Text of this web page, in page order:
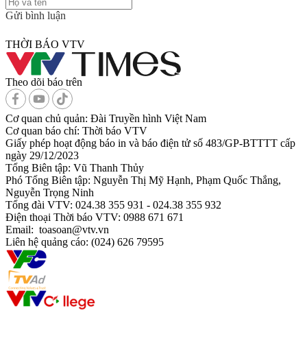
Gửi bình luận
THỜI BÁO VTV
Theo dõi báo trên
Cơ quan chủ quản: Đài Truyền hình Việt Nam
Cơ quan báo chí: Thời báo VTV
Giấy phép hoạt động báo in và báo điện tử số 483/GP-BTTTT cấp
ngày 29/12/2023
Tổng Biên tập: Vũ Thanh Thủy
Phó Tổng Biên tập: Nguyễn Thị Mỹ Hạnh, Phạm Quốc Thắng,
Nguyễn Trọng Ninh
Tổng đài VTV: 024.38 355 931 - 024.38 355 932
Ðiện thoại Thời báo VTV: 0988 671 671
Email: toasoan@vtv.vn
Liên hệ quảng cáo: (024) 626 79595